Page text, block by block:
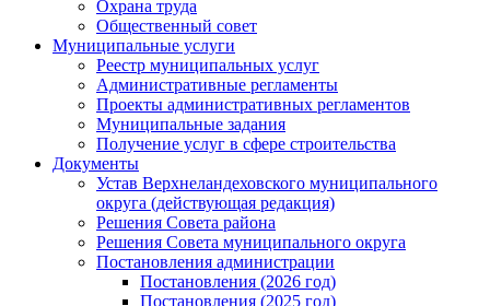
Охрана труда
Общественный совет
Муниципальные услуги
Реестр муниципальных услуг
Административные регламенты
Проекты административных регламентов
Муниципальные задания
Получение услуг в сфере строительства
Документы
Устав Верхнеландеховского муниципального
округа (действующая редакция)
Решения Совета района
Решения Совета муниципального округа
Постановления администрации
Постановления (2026 год)
Постановления (2025 год)